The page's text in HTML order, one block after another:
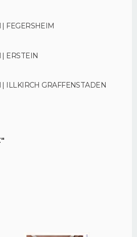
FEGERSHEIM
| ERSTEIN
ILLKIRCH GRAFFENSTADEN